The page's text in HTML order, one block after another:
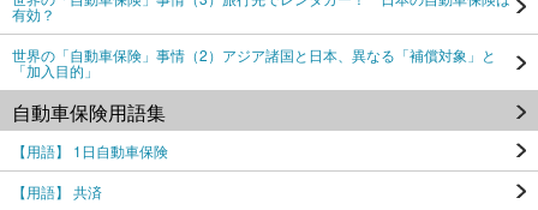
有効？
世界の「自動車保険」事情（2）アジア諸国と日本、異なる「補償対象」と
「加入目的」
自動車保険用語集
【用語】 1日自動車保険
【用語】 共済